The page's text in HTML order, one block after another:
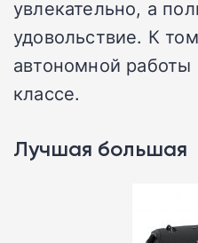
увлекательно, а
удовольствие. К
автономной
классе.
Лучшая большая